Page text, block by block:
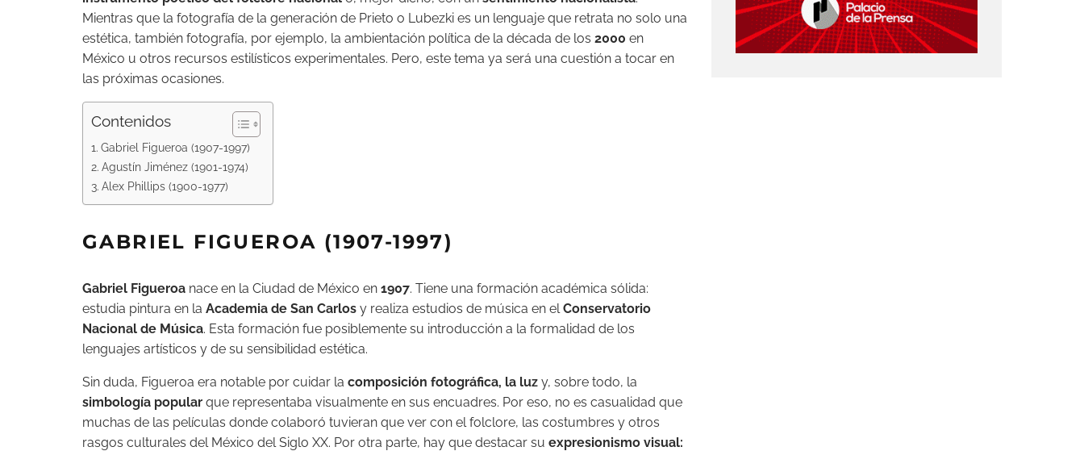
Mientras que la fotografía de la generación de Prieto o Lubezki es un lenguaje que retrata no solo una
estética, también fotografía, por ejemplo, la ambientación política de la década de los 2000 en
México u otros recursos estilísticos experimentales. Pero, este tema ya será una cuestión a tocar en
las próximas ocasiones.
Contenidos
Gabriel Figueroa (1907-1997)
Agustín Jiménez (1901-1974)
Alex Phillips (1900-1977)
GABRIEL FIGUEROA (1907-1997)
Gabriel Figueroa nace en la Ciudad de México en 1907. Tiene una formación académica sólida:
estudia pintura en la Academia de San Carlos y realiza estudios de música en elConservatorio
Nacional de Música. Esta formación fue posiblemente su introducción a la formalidad de los
lenguajes artísticos y de su sensibilidad estética.
Sin duda, Figueroa era notable por cuidar la composición fotográfica, la luz y, sobre todo, la
simbología popular que representaba visualmente en sus encuadres. Por eso, no es casualidad que
muchas de las películas donde colaboró tuvieran que ver con el folclore, las costumbres y otros
rasgos culturales del México del Siglo XX. Por otra parte, hay que destacar su expresionismo visual: